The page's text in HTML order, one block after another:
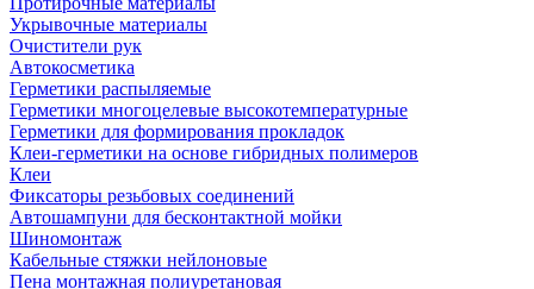
Укрывочные материалы
Очистители рук
Автокосметика
Герметики распыляемые
Герметики многоцелевые высокотемпературные
Герметики для формирования прокладок
Клеи-герметики на основе гибридных полимеров
Клеи
Фиксаторы резьбовых соединений
Автошампуни для бесконтактной мойки
Шиномонтаж
Кабельные стяжки нейлоновые
Пена монтажная полиуретановая